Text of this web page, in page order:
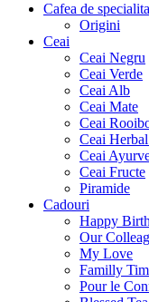
Cafea de
Origini
Ceai
Ceai Negru
Ceai Verde
Ceai Alb
Ceai Mate
Ceai
Ceai
Ceai
Ceai Fructe
Piramide
Cadouri
Happy
Our
My Love
Familly
Pour le